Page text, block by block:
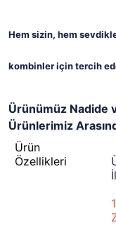
Hem sizin, hem
kombinler için tercih
Ürünümüz Nadide
Ürünlerimiz
Ürün
Özellikleri